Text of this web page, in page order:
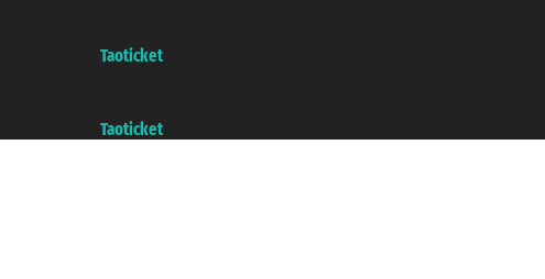
Taoticket
Taoticket